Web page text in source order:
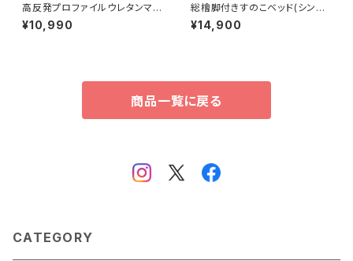
高反発プロファイルウレタンマッ
トレス【Beleza10-ベレーザ・テ
ン-】(セミダブル) ORM-10SD
¥10,990
総檜脚付きすのこベッド(シング
ル) 【Pierna-ピエルナ-】 LHK
-02S
¥14,900
商品一覧に戻る
CATEGORY